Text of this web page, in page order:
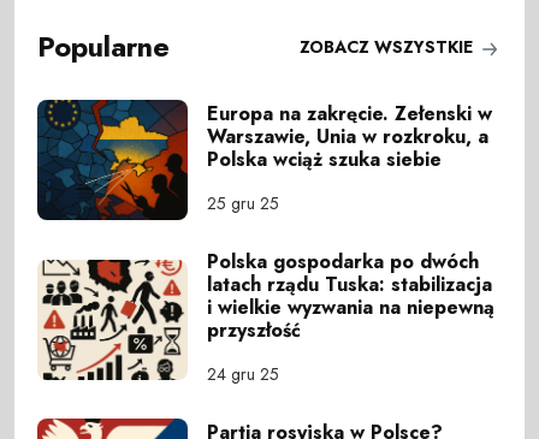
Popularne ZOBACZ WSZYSTKIE
Europa na zakręcie. Zełenski w
Warszawie, Unia w rozkroku, a
Polska wciąż szuka siebie
25 gru 25
Polska gospodarka po dwóch
latach rządu Tuska: stabilizacja
i wielkie wyzwania na niepewną
przyszłość
24 gru 25
Partia rosyjska w Polsce?